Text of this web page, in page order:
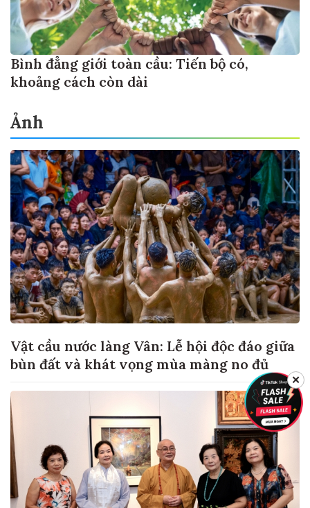
Bình đẳng giới toàn cầu: Tiến bộ có,
khoảng cách còn dài
Ảnh
Vật cầu nước làng Vân: Lễ hội độc đáo giữa
bùn đất và khát vọng mùa màng no đủ
✕